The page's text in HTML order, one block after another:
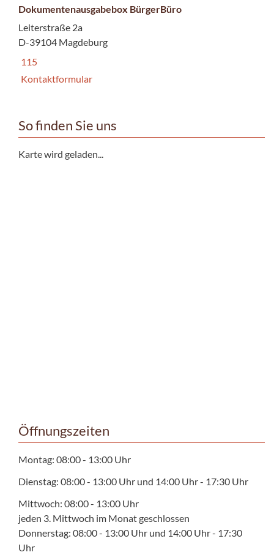
Dokumentenausgabebox BürgerBüro
Leiterstraße 2a
D-39104 Magdeburg
115
Kontaktformular
So finden Sie uns
Karte wird geladen...
Öffnungszeiten
Montag: 08:00 - 13:00 Uhr
Dienstag: 08:00 - 13:00 Uhr und 14:00 Uhr - 17:30 Uhr
Mittwoch: 08:00 - 13:00 Uhr
jeden 3. Mittwoch im Monat geschlossen
Donnerstag: 08:00 - 13:00 Uhr und 14:00 Uhr - 17:30
Uhr